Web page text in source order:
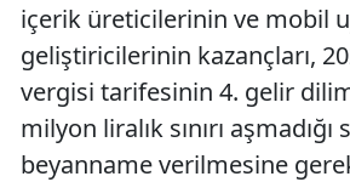
içerik üreticilerinin ve mobil
geliştiricilerinin kazançları,
vergisi tarifesinin 4. gelir
milyon liralık sınırı aşmadığı
beyanname verilmesine